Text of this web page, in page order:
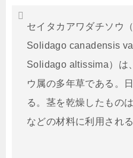
セイタカアワダチソウ
Solidago canadensis
Solidago altissima）は
ウ属の多年草である。
る。茎を乾燥したもの
などの材料に利用される